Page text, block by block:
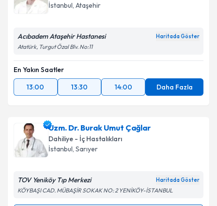
İstanbul, Ataşehir
Acıbadem Ataşehir Hastanesi Haritada Göster
Atatürk, Turgut Özal Blv. No:11
En Yakın Saatler
13:00
13:30 14:00 Daha Fazla
Uzm. Dr. Burak Umut Çağlar
Dahiliye - İç Hastalıkları
İstanbul, Sarıyer
TOV Yeniköy Tıp Merkezi Haritada Göster
KÖYBAŞI CAD. MÜBAŞİR SOKAK NO: 2 YENİKÖY-İSTANBUL